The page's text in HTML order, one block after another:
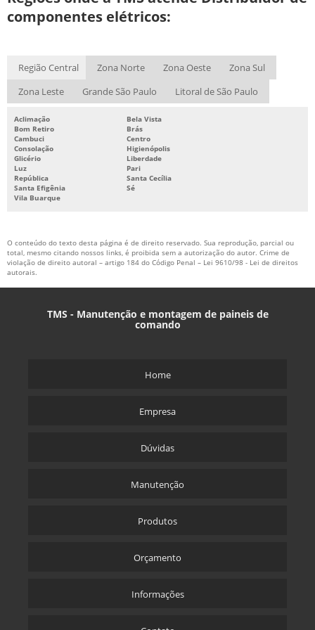
PAINEL DE COMANDO PARA GERADOR
PAINEL DE COMANDO PREÇO
SERVIÇO DE FILTRAGEM DE OLEO DE TRANSFORMADOR
componentes elétricos:
Região Central Zona Norte Zona Oeste
Zona Sul
Zona Leste
Grande São Paulo Litoral de São Paulo
Aclimação
Bela Vista
Bom Retiro
Brás
Cambuci
Centro
Consolação
Higienópolis
Glicério
Liberdade
Luz
Pari
República
Santa Cecília
Santa Efigênia
Sé
Vila Buarque
O conteúdo do texto desta página é de direito reservado. Sua reprodução, parcial ou
total, mesmo citando nossos links, é proibida sem a autorização do autor. Crime de
violação de direito autoral – artigo 184 do Código Penal – Lei 9610/98 - Lei de direitos
autorais.
TMS - Manutenção e montagem de paineis de
comando
Home
Empresa
Dúvidas
Manutenção
Produtos
Orçamento
Informações